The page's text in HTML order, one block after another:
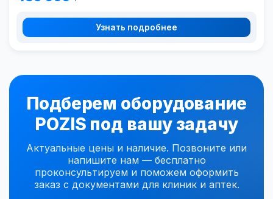
Узнать подробнее
Подберем оборудование
POZIS под вашу задачу
Актуальные цены и наличие. Позвоните или
напишите нам — бесплатно
проконсультируем и поможем оформить
заказ с документами для клиник и аптек.